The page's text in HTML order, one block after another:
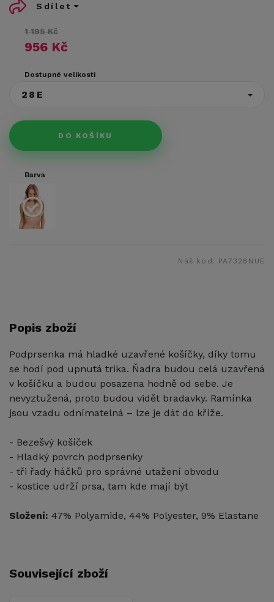
1 195 Kč
956 Kč
Dostupné velikosti
28E
DO KOŠÍKU
Sdílet
Barva
Náš kód: PA7328NUE
Popis zboží
Podprsenka má hladké uzavřené košíčky, díky tomu
se hodí pod upnutá trika. Ňadra budou celá uzavřená
v košíčku a budou posazena hodně od sebe. Je
nevyztužená, proto budou vidět bradavky. Ramínka
jsou vzadu odnímatelná – lze je dát do kříže.
- Bezešvý košíček
- Hladký povrch podprsenky
- tři řady háčků pro správné utažení obvodu
- kostice udrží prsa, tam kde mají být
Složení: 47% Polyamide, 44% Polyester, 9% Elastane
Související zboží